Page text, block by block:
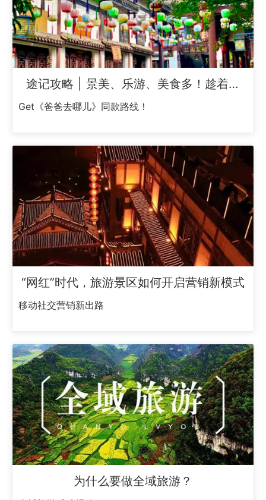
途记攻略 | 景美、乐游、美食多！趁着晴
天，去关山古镇踏青吧！
Get《爸爸去哪儿》同款路线！
“网红”时代，旅游景区如何开启营销新模式
移动社交营销新出路
为什么要做全域旅游？